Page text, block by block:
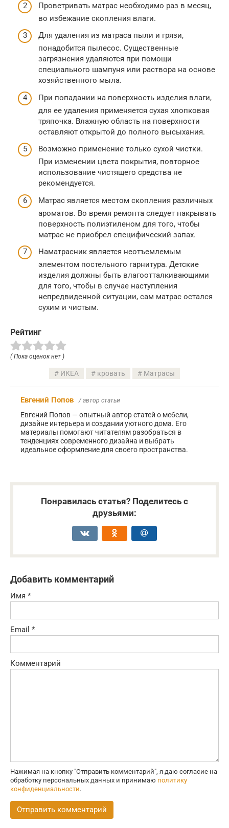
Проветривать матрас необходимо раз в месяц,
во избежание скопления влаги.
Для удаления из матраса пыли и грязи,
понадобится пылесос. Существенные
загрязнения удаляются при помощи
специального шампуня или раствора на основе
хозяйственного мыла.
При попадании на поверхность изделия влаги,
для ее удаления применяется сухая хлопковая
тряпочка. Влажную область на поверхности
оставляют открытой до полного высыхания.
Возможно применение только сухой чистки.
При изменении цвета покрытия, повторное
использование чистящего средства не
рекомендуется.
Матрас является местом скопления различных
ароматов. Во время ремонта следует накрывать
поверхность полиэтиленом для того, чтобы
матрас не приобрел специфический запах.
Наматрасник является неотъемлемым
элементом постельного гарнитура. Детские
изделия должны быть влагоотталкивающими
для того, чтобы в случае наступления
непредвиденной ситуации, сам матрас остался
сухим и чистым.
Рейтинг
( Пока оценок нет )
ИКЕА кровать Матрасы
Евгений Попов / автор статьи
Евгений Попов — опытный автор статей о мебели,
дизайне интерьера и создании уютного дома. Его
материалы помогают читателям разобраться в
тенденциях современного дизайна и выбрать
идеальное оформление для своего пространства.
Понравилась статья? Поделитесь с
друзьями:
Добавить комментарий
Имя *
Email *
Комментарий
Нажимая на кнопку "Отправить комментарий", я даю согласие на
обработку персональных данных и принимаю политику
конфиденциальности.